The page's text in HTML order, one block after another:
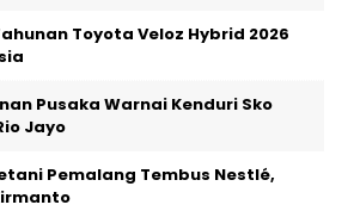
Toyota Veloz Hybrid 2026
Pusaka Warnai Kenduri Sko
Jayo
Pemalang Tembus Nestlé,